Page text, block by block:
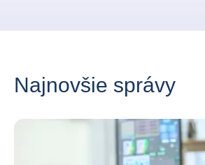
Najnovšie správy